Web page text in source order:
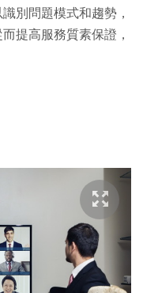
別問題模式和趨勢，
提高服務質素保證，